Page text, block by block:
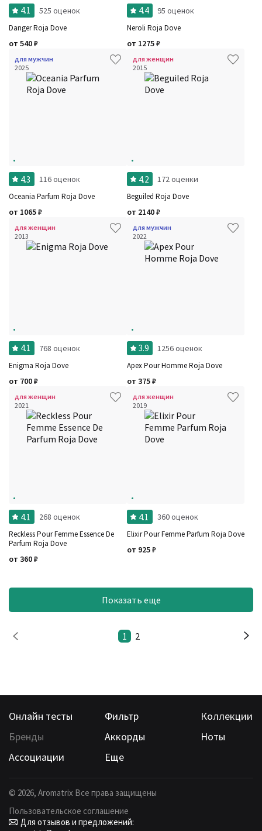
4.1 525 оценок
Danger Roja Dove
от 540₽
4.4 95 оценок
Neroli Roja Dove
от 1275₽
для мужчин
2025
4.3 116 оценок
Oceania Parfum Roja Dove
от 1065₽
для женщин
2015
4.2 172 оценки
Beguiled Roja Dove
от 2140₽
для женщин
2013
4.1 768 оценок
Enigma Roja Dove
от 700₽
для мужчин
2022
3.9 1256 оценок
Apex Pour Homme Roja Dove
от 375₽
для женщин
2021
4.1 268 оценок
Reckless Pour Femme Essence De
Parfum Roja Dove
от 360₽
для женщин
2019
4.1 360 оценок
Elixir Pour Femme Parfum Roja Dove
от 925₽
Показать еще
1 2
Онлайн тесты Фильтр
Коллекции
Бренды
Аккорды
Ноты
Ассоциации
Еще
© 2026, Aromatrix Все права защищены
Пользовательское соглашение
Для отзывов и предложений: